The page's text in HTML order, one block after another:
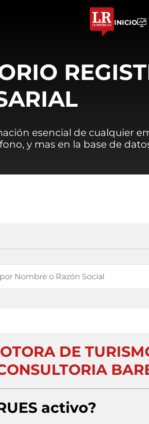
INICIO
esencial de cualquier
y mas en la base de
DE
activo?